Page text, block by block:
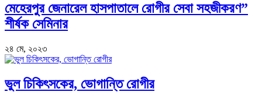
মেহেরপুর জেনারেল হাসপাতালে রোগীর সেবা সহজীকরণ”
শীর্ষক সেমিনার
২৪ মে, ২০২৩
ভুল চিকিৎসকের, ভোগান্তি রোগীর